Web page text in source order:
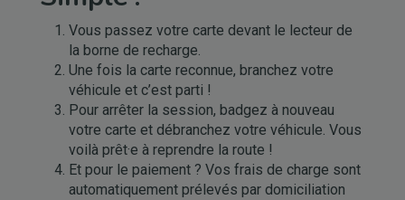
Vous passez votre carte devant le lecteur de
la borne de recharge.
Une fois la carte reconnue, branchez votre
véhicule et c’est parti !
Pour arrêter la session, badgez à nouveau
votre carte et débranchez votre véhicule. Vous
voilà prêt·e à reprendre la route !
Et pour le paiement ? Vos frais de charge sont
automatiquement prélevés par domiciliation